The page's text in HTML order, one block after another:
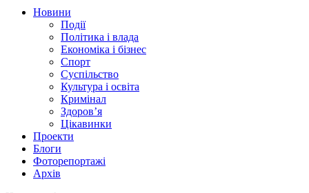
Новини
Події
Політика і влада
Економіка і бізнес
Спорт
Суспільство
Культура і освіта
Кримінал
Здоров’я
Цікавинки
Проекти
Блоги
Фоторепортажі
Архів